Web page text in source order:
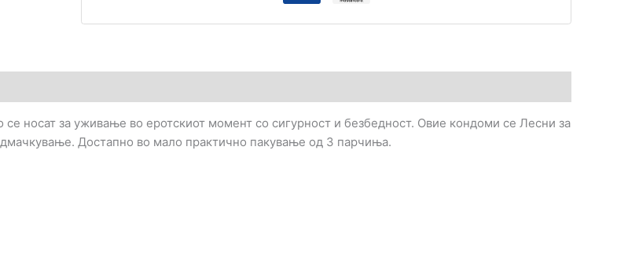
носат за уживање во еротскиот момент со сигурност и безбедност. Овие кондоми се Лесни за
Достапно во мало практично пакување од 3 парчиња.